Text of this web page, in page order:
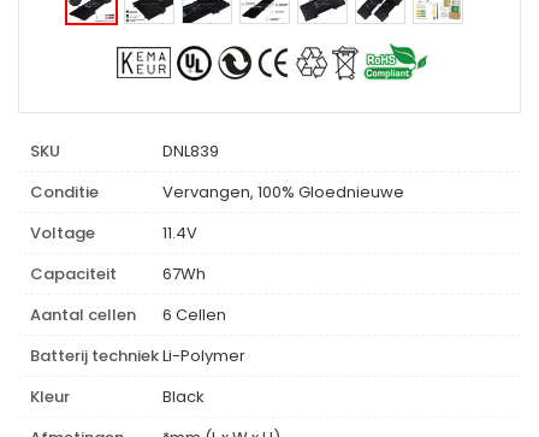
SKU
DNL839
Conditie
Vervangen, 100% Gloednieuwe
Voltage
11.4V
Capaciteit
67Wh
Aantal cellen
6 Cellen
Batterij techniekLi-Polymer
Kleur
Black